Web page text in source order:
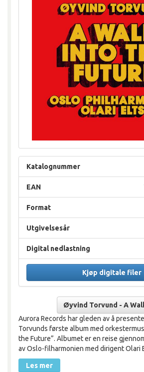
Katalognummer
EAN
Format
Utgivelsesår
Digital nedlastning
Kjøp digitale filer
Øyvind Torvund - A
Aurora Records har gleden av å
Torvunds første album med
the Future”. Albumet er en reise
av Oslo-filharmonien med dirigent Olari
Les mer